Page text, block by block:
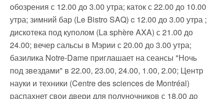
обозрения с 12.00 до 3.00 утра; каток с 22.00 до 10.00
утра; зимний бар (Le Bistro SAQ) c 12.00 до 3.00 утра ;
дискотека под куполом (La sphère AXA) с 21.00 до
24.00; вечер сальсы в Мэрии с 20.00 до 3.00 утра;
базилика Notre-Dame приглашает на сеансы "Ночь
под звездами" в 22.00, 23.00, 24.00, 1.00, 2.00; Центр
науки и техники (Centre des sciences de Montréal)
распахнет свои двери для полуночников с 18.00 до